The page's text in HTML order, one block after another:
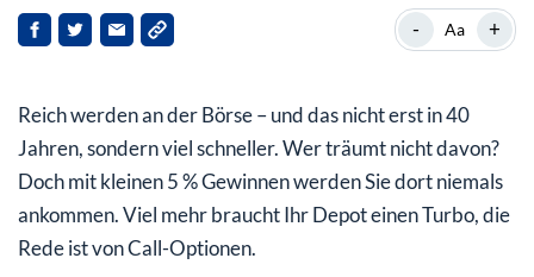
Was versteht man unter Call-Optionen?
Funktionsweise der Call-Option
Kennzahlen bei Call-Optionen: Das Delta
Call-Optionen zur Risikoreduzierung: Die u201EStock-
- Aa +
Reich werden an der Börse – und das nicht erst in 40
Jahren, sondern viel schneller. Wer träumt nicht davon?
Doch mit kleinen 5 % Gewinnen werden Sie dort niemals
ankommen. Viel mehr braucht Ihr Depot einen Turbo, die
Rede ist von Call-Optionen.